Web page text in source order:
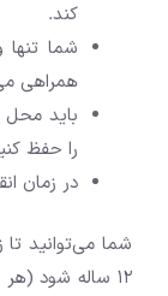
کند.
شما تنها
همراهی
باید
را حفظ
در زمان
شما می‌توانید تا
12 ساله شود